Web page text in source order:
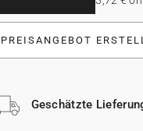
PREISANGEBOT
Geschätzte